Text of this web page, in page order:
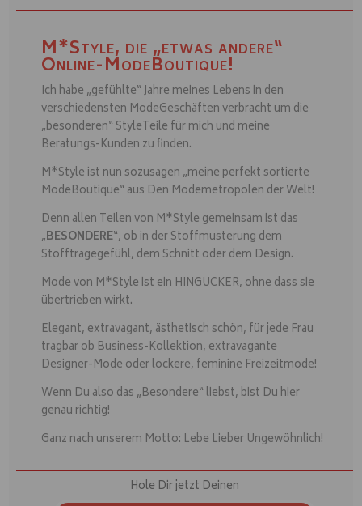
M*Style, die „etwas andere“
Online-ModeBoutique!
Ich habe „gefühlte“ Jahre meines Lebens in den
verschiedensten ModeGeschäften verbracht um die
„besonderen“ StyleTeile für mich und meine
Beratungs-Kunden zu finden.
M*Style ist nun sozusagen „meine perfekt sortierte
ModeBoutique“ aus Den Modemetropolen der Welt!
Denn allen Teilen von M*Style gemeinsam ist das
„BESONDERE“, ob in der Stoffmusterung dem
Stofftragegefühl, dem Schnitt oder dem Design.
Mode von M*Style ist ein HINGUCKER, ohne dass sie
übertrieben wirkt.
Elegant, extravagant, ästhetisch schön, für jede Frau
tragbar ob Business-Kollektion, extravagante
Designer-Mode oder lockere, feminine Freizeitmode!
Wenn Du also das „Besondere“ liebst, bist Du hier
genau richtig!
Ganz nach unserem Motto: Lebe Lieber Ungewöhnlich!
Hole Dir jetzt Deinen